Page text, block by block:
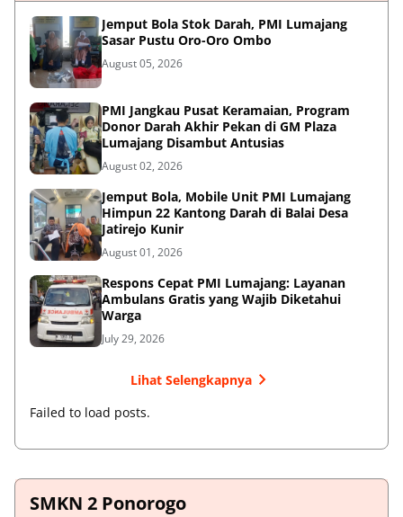
Jemput Bola Stok Darah, PMI Lumajang
Sasar Pustu Oro-Oro Ombo
August 05, 2026
PMI Jangkau Pusat Keramaian, Program
Donor Darah Akhir Pekan di GM Plaza
Lumajang Disambut Antusias
August 02, 2026
Jemput Bola, Mobile Unit PMI Lumajang
Himpun 22 Kantong Darah di Balai Desa
Jatirejo Kunir
August 01, 2026
Respons Cepat PMI Lumajang: Layanan
Ambulans Gratis yang Wajib Diketahui
Warga
July 29, 2026
Lihat Selengkapnya
Failed to load posts.
SMKN 2 Ponorogo